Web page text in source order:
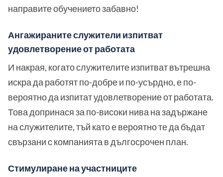
направите обучението забавно!
Ангажираните служители изпитват
удовлетворение от работата
И накрая, когато служителите изпитват вътрешна
искра да работят по-добре и по-усърдно, е по-
вероятно да изпитат удовлетворение от работата.
Това допринася за по-високи нива на задържане
на служителите, тъй като е вероятно те да бъдат
свързани с компанията в дългосрочен план.
Стимулиране на участниците